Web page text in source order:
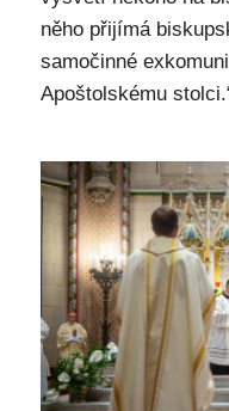
něho přijímá
samočinné
Apoštolskému